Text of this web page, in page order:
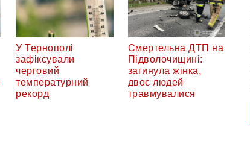
У Тернополі
зафіксували
черговий
температурний
рекорд
Смертельна ДТП на
Підволочищині:
загинула жінка,
двоє людей
травмувалися